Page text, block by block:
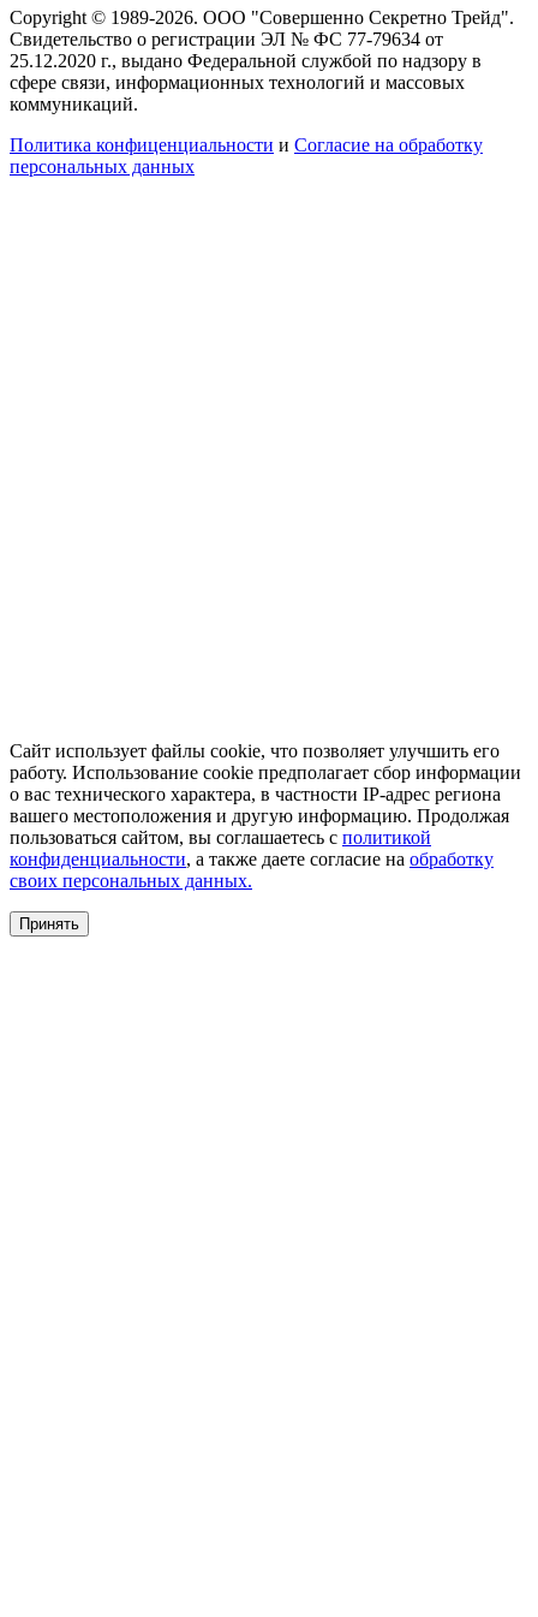
Copyright © 1989-2026. ООО "Совершенно Секретно Трейд".
Свидетельство о регистрации ЭЛ № ФС 77-79634 от
25.12.2020 г., выдано Федеральной службой по надзору в
сфере связи, информационных технологий и массовых
коммуникаций.
Политика конфиценциальности и Согласие на обработку
персональных данных
Сайт использует файлы cookie, что позволяет улучшить его
работу. Использование cookie предполагает сбор информации
о вас технического характера, в частности IP-адрес региона
вашего местоположения и другую информацию. Продолжая
пользоваться сайтом, вы соглашаетесь с политикой
конфиденциальности, а также даете согласие на обработку
своих персональных данных.
Принять